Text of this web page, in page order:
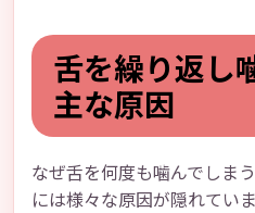
舌を繰り返し
主な原因
なぜ舌を何度も噛んでしま
には様々な原因が隠れていま